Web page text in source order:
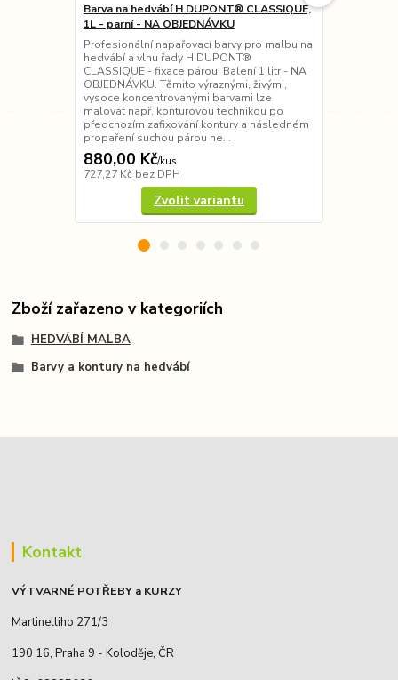
Barva na hedvábí H.DUPONT® CLASSIQUE,
1L - parní - NA OBJEDNÁVKU
Profesionální napařovací barvy pro malbu na
hedvábí a vlnu řady H.DUPONT®
CLASSIQUE - fixace párou. Balení 1 litr - NA
OBJEDNÁVKU. Těmito výraznými, živými,
vysoce koncentrovanými barvami lze
malovat např. konturovou technikou po
předchozím zafixování kontury a následném
propaření suchou párou ne...
880,00 Kč/kus
727,27 Kč bez DPH
Zvolit variantu
Zboží zařazeno v kategoriích
HEDVÁBÍ MALBA
Barvy a kontury na hedvábí
Kontakt
VÝTVARNÉ POTŘEBY a KURZY
Martinelliho 271/3
190 16, Praha 9 - Koloděje, ČR